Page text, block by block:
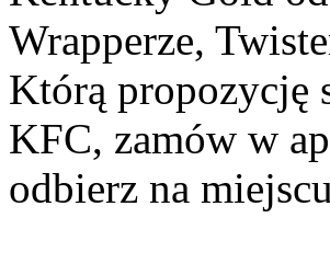
Wrapperze,
Którą propozycję
KFC, zamów w
odbierz na